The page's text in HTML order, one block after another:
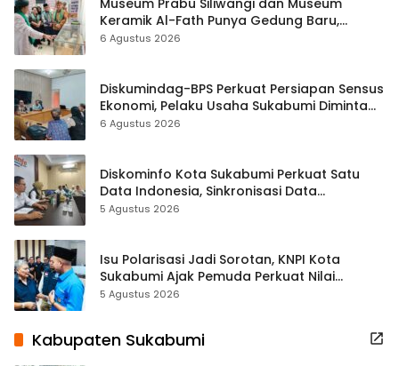
Museum Prabu Siliwangi dan Museum
Keramik Al-Fath Punya Gedung Baru,
Hampir 500 Koleksi Dipisahkan
6 Agustus 2026
Diskumindag-BPS Perkuat Persiapan Sensus
Ekonomi, Pelaku Usaha Sukabumi Diminta
Terbuka Beri Data
6 Agustus 2026
Diskominfo Kota Sukabumi Perkuat Satu
Data Indonesia, Sinkronisasi Data
Kewilayahan Dikebut
5 Agustus 2026
Isu Polarisasi Jadi Sorotan, KNPI Kota
Sukabumi Ajak Pemuda Perkuat Nilai
Kebangsaan
5 Agustus 2026
Kabupaten Sukabumi